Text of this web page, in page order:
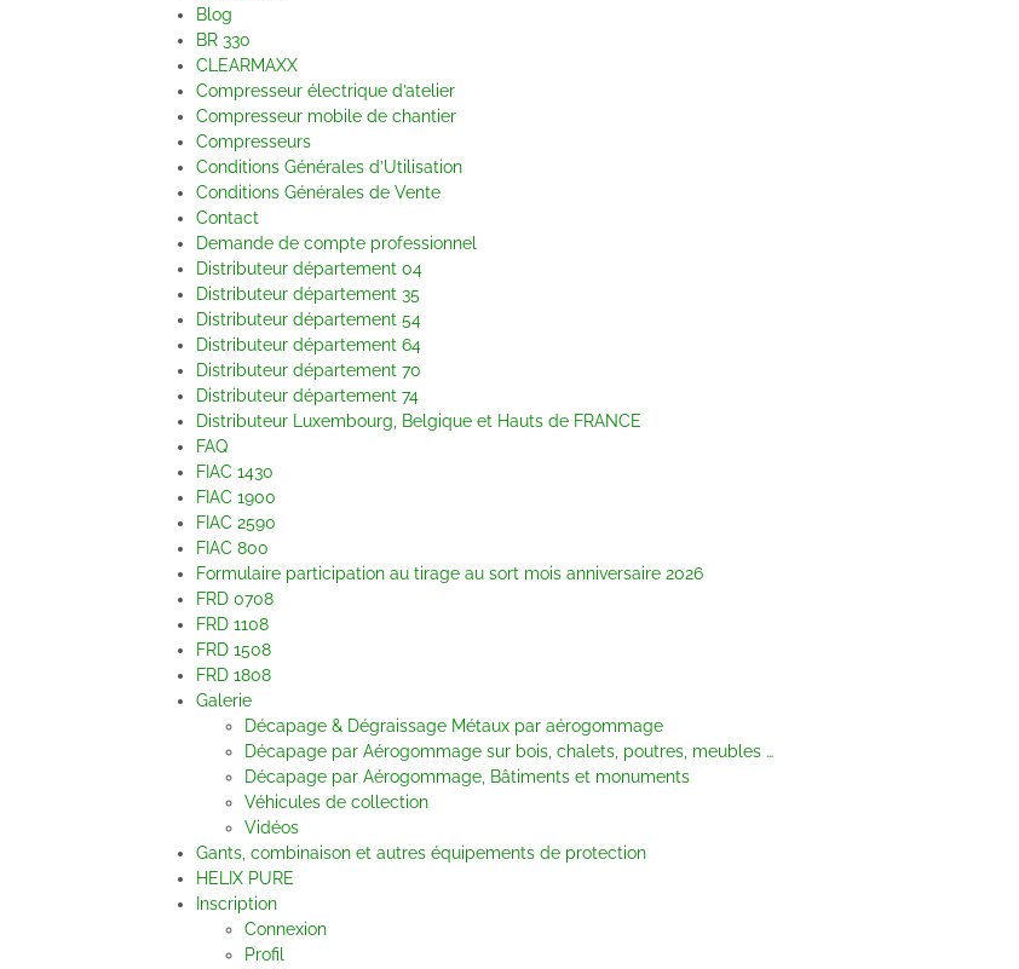
Blog
BR 330
CLEARMAXX
Compresseur électrique d’atelier
Compresseur mobile de chantier
Compresseurs
Conditions Générales d’Utilisation
Conditions Générales de Vente
Contact
Demande de compte professionnel
Distributeur département 04
Distributeur département 35
Distributeur département 54
Distributeur département 64
Distributeur département 70
Distributeur département 74
Distributeur Luxembourg, Belgique et Hauts de FRANCE
FAQ
FIAC 1430
FIAC 1900
FIAC 2590
FIAC 800
Formulaire participation au tirage au sort mois anniversaire 2026
FRD 0708
FRD 1108
FRD 1508
FRD 1808
Galerie
Décapage & Dégraissage Métaux par aérogommage
Décapage par Aérogommage sur bois, chalets, poutres, meubles …
Décapage par Aérogommage, Bâtiments et monuments
Véhicules de collection
Vidéos
Gants, combinaison et autres équipements de protection
HELIX PURE
Inscription
Connexion
Profil